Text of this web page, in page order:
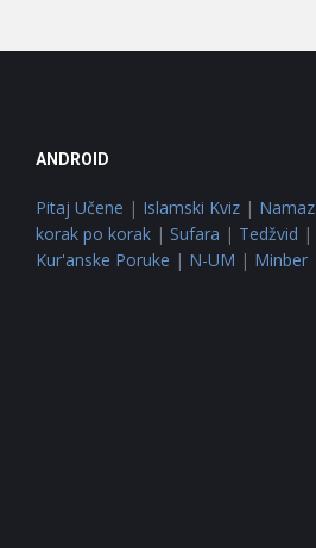
ANDROID
Pitaj Učene | Islamski Kviz| Namaz
korak po korak| Sufara | Tedžvid |
Kur'anske Poruke | N-UM | Minber